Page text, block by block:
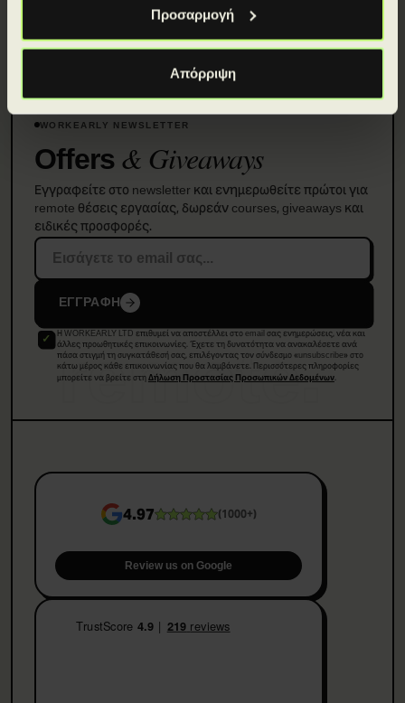
Προσαρμογή
Απόρριψη
remote.
WORKEARLY NEWSLETTER
Offers& Giveaways
Εγγραφείτε στο newsletter και ενημερωθείτε πρώτοι για
remote θέσεις εργασίας, δωρεάν courses, giveaways και
ειδικές προσφορές.
ΕΓΓΡΑΦΗ
Η WORKEARLY LTD επιθυμεί να αποστέλλει στο email σας ενημερώσεις, νέα και
άλλες προωθητικές επικοινωνίες. Έχετε τη δυνατότητα να ανακαλέσετε ανά
πάσα στιγμή τη συγκατάθεσή σας, επιλέγοντας τον σύνδεσμο «unsubscribe» στο
κάτω μέρος κάθε επικοινωνίας που θα λαμβάνετε. Περισσότερες πληροφορίες
μπορείτε να βρείτε στηΔήλωση Προστασίας Προσωπικών Δεδομένων.
4.97 (1000+)
Review us on Google